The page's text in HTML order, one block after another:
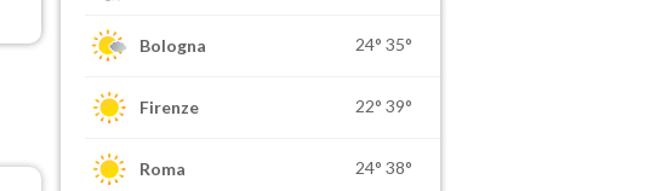
Bologna 24° 35°
Firenze 22° 39°
Roma 24° 38°